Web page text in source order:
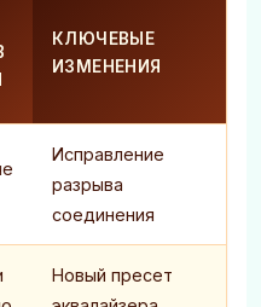
КЛЮЧЕВЫЕ
ИЗМЕНЕНИЯ
Исправление
разрыва
соединения
Новый пресет